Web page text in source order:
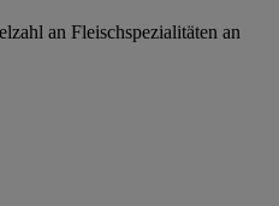
an Fleischspezialitäten an